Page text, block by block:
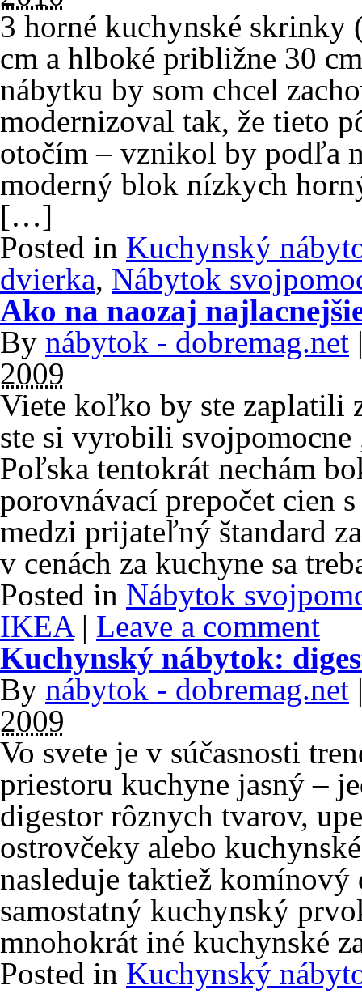
3 horné kuchynské skrinky
cm a hlboké približne 30
nábytku by som chcel
modernizoval tak, že tieto
otočím – vznikol by podľa
moderný blok nízkych
[…]
Posted in Kuchynský
dvierka, Nábytok
Ako na naozaj
By nábytok - dobremag.net
2009
Viete koľko by ste zaplatili
ste si vyrobili svojpomocne
Poľska tentokrát nechám
porovnávací prepočet cien
medzi prijateľný štandard
v cenách za kuchyne sa
Posted in Nábytok
IKEA | Leave a comment
Kuchynský nábytok:
By nábytok - dobremag.net
2009
Vo svete je v súčasnosti
priestoru kuchyne jasný –
digestor rôznych tvarov,
ostrovčeky alebo
nasleduje taktiež komínový
samostatný kuchynský
mnohokrát iné kuchynské
Posted in Kuchynský